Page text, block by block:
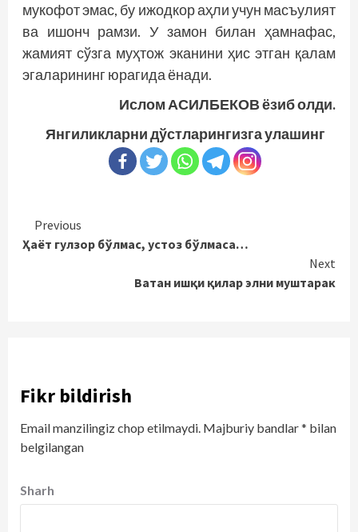
мукофот эмас, бу ижодкор аҳли учун масъулият
ва ишонч рамзи. У замон билан ҳамнафас,
жамият сўзга муҳтож эканини ҳис этган қалам
эгаларининг юрагида ёнади.
Ислом АСИЛБЕКОВ ёзиб олди.
Янгиликларни дўстларингизга улашинг
Continue
Reading
Previous
Ҳаёт гулзор бўлмас, устоз бўлмаса…
Next
Ватан ишқи қилар элни муштарак
Fikr bildirish
Email manzilingiz chop etilmaydi. Majburiy bandlar* bilan
belgilangan
Sharh